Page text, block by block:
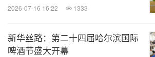
2026-07-16 16:22 1333
新华丝路：第二十四届哈尔滨国际
啤酒节盛大开幕